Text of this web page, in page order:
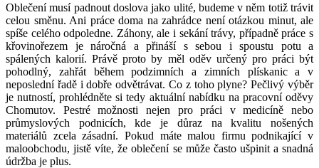
Oblečení musí padnout doslova jako ulité, budeme v něm totiž trávit
celou směnu. Ani práce doma na zahrádce není otázkou minut, ale
spíše celého odpoledne. Záhony, ale i sekání trávy, případně práce s
křovinořezem je náročná a přináší s sebou i spoustu potu a
spálených kalorií. Právě proto by měl oděv určený pro práci být
pohodlný, zahřát během podzimních a zimních plískanic a v
neposlední řadě i dobře odvětrávat. Co z toho plyne? Pečlivý výběr
je nutností, prohlédněte si tedy aktuální nabídku na pracovní oděvy
Chomutov. Pestré možnosti nejen pro práci v medicíně nebo
průmyslových podnicích, kde je důraz na kvalitu nošených
materiálů zcela zásadní. Pokud máte malou firmu podnikající v
maloobchodu, jistě víte, že oblečení se může často ušpinit a snadná
údržba je plus.